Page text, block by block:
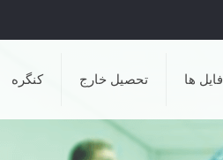
فایل ها تحصیل خارج کنگره